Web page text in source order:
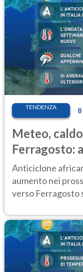
TENDENZA
Meteo,
Ferragosto:
ancora
Anticiclone
aumento nei
verso Ferragosto